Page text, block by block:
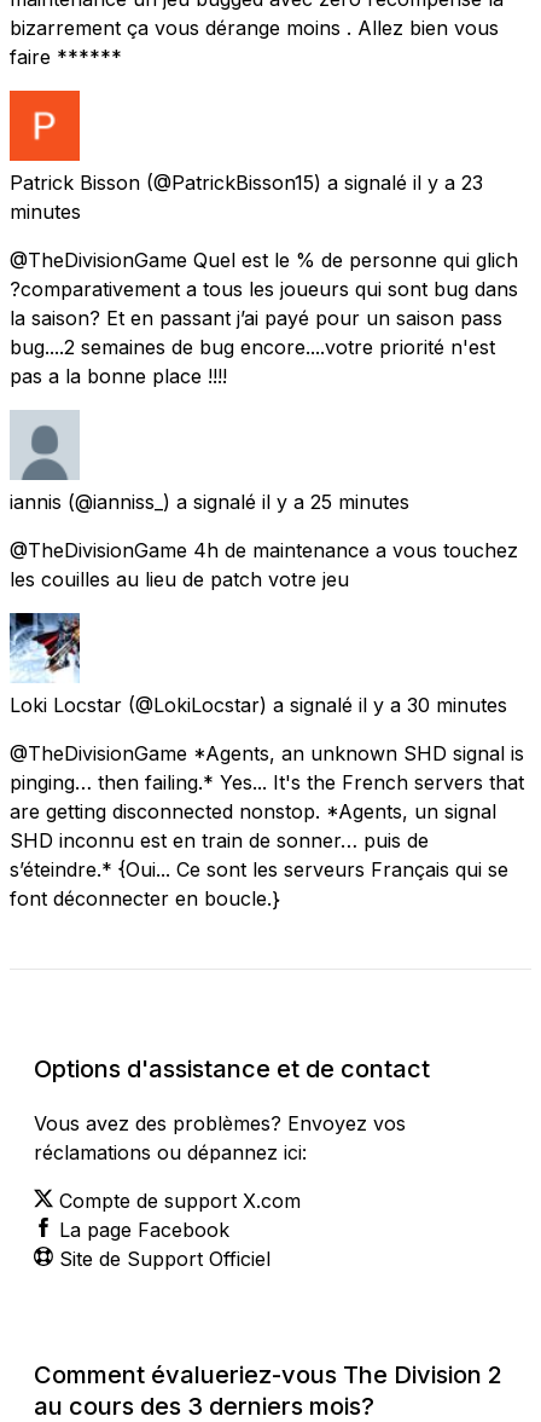
bizarrement ça vous dérange moins . Allez bien vous
faire ******
Patrick Bisson (@PatrickBisson15) a signalé il y a 23
minutes
@TheDivisionGame Quel est le % de personne qui glich
?comparativement a tous les joueurs qui sont bug dans
la saison? Et en passant j’ai payé pour un saison pass
bug....2 semaines de bug encore....votre priorité n'est
pas a la bonne place !!!!
iannis (@ianniss_) a signalé il y a 25 minutes
@TheDivisionGame 4h de maintenance a vous touchez
les couilles au lieu de patch votre jeu
Loki Locstar (@LokiLocstar) a signalé il y a 30 minutes
@TheDivisionGame *Agents, an unknown SHD signal is
pinging… then failing.* Yes... It's the French servers that
are getting disconnected nonstop. *Agents, un signal
SHD inconnu est en train de sonner… puis de
s’éteindre.* {Oui... Ce sont les serveurs Français qui se
font déconnecter en boucle.}
Options d'assistance et de contact
Vous avez des problèmes? Envoyez vos
réclamations ou dépannez ici:
Compte de support X.com
La page Facebook
Site de Support Officiel
Comment évalueriez-vous The Division 2
au cours des 3 derniers mois?